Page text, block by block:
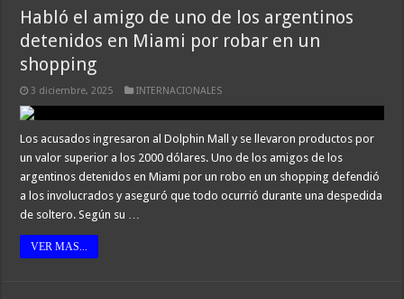
Habló el amigo de uno de los argentinos
detenidos en Miami por robar en un
shopping
3 diciembre, 2025 INTERNACIONALES
Los acusados ingresaron al Dolphin Mall y se llevaron productos por
un valor superior a los 2000 dólares. Uno de los amigos de los
argentinos detenidos en Miami por un robo en un shopping defendió
a los involucrados y aseguró que todo ocurrió durante una despedida
de soltero. Según su …
VER MAS...